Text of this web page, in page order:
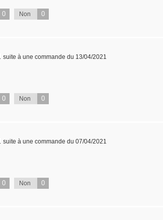
0 Non 0
suite à une commande du 13/04/2021
0 Non 0
suite à une commande du 07/04/2021
0 Non 0